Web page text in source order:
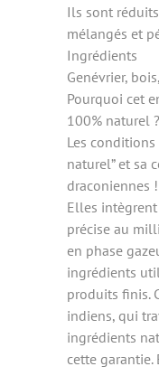
Ils sont
mélangés et
Ingrédients
Genévrier,
Pourquoi cet
100% naturel ?
Les
naturel” et sa
draconiennes !
Elles
précise au
en phase
ingrédients
produits finis.
indiens, qui
ingrédients
cette